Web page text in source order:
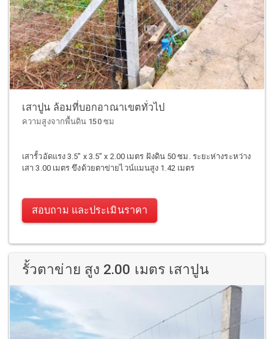
เสาปูน ล้อมที่บอกอาณาเขตทั่วไป
ความสูงจากพื้นดิน 150 ซม
เสารั้วอัดแรง 3.5" x 3.5" x 2.00 เมตร ฝังดิน 50 ซม. ระยะห่างระหว่าง
เสา 3.00 เมตร ขึงด้วยตาข่ายไวน์แมนสูง 1.42 เมตร
สอบถาม และประเมินราคา
รั้วตาข่าย สูง 2.00 เมตร เสาปูน